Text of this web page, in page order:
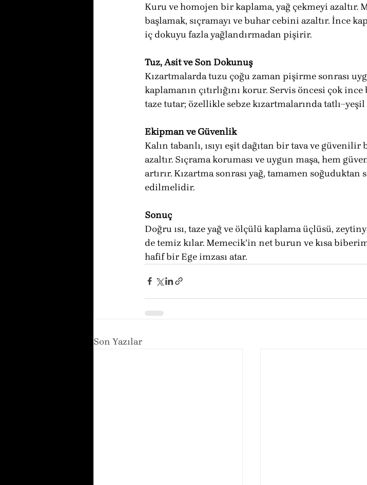
Kuru ve homojen bir kaplama, yağ çekmeyi azaltır.
başlamak, sıçramayı ve buhar cebini azaltır. İnce
iç dokuyu fazla yağlandırmadan pişirir.
Tuz, Asit ve Son Dokunuş
Kızartmalarda tuzu çoğu zaman pişirme sonrası
kaplamanın çıtırlığını korur. Servis öncesi çok
taze tutar; özellikle sebze kızartmalarında
Ekipman ve Güvenlik
Kalın tabanlı, ısıyı eşit dağıtan bir tava ve
azaltır. Sıçrama koruması ve uygun maşa, hem
artırır. Kızartma sonrası yağ, tamamen
edilmelidir.
Sonuç
Doğru ısı, taze yağ ve ölçülü kaplama üçlüsü,
de temiz kılar. Memecik’in net burun ve kısa
hafif bir Ege imzası atar.
Son Yazılar